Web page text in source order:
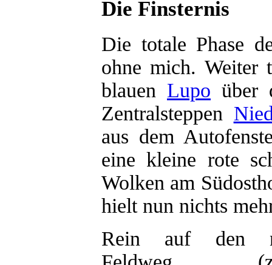
Die Finsternis
Die totale Phase
ohne mich. Weiter
blauen Lupo über
Zentralsteppen
aus dem
eine kleine rote
Wolken am
hielt nun nichts
Rein auf den